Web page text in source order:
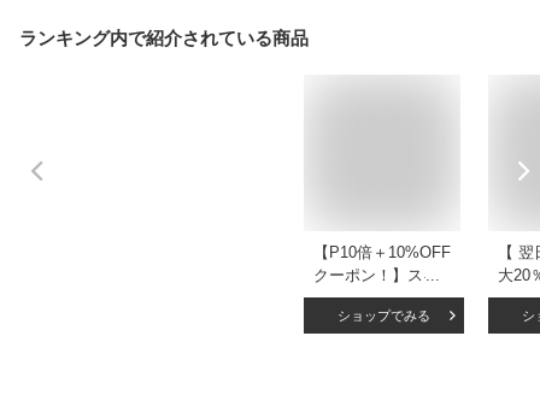
ランキング内で紹介されている商品
【P10倍＋10%OFF
クーポン！】スキー
グローブ スキー 手
袋 レディース メン
ショップでみる
【
大20
ン】
ブシ